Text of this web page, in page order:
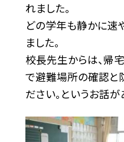
れました。
どの学年も静かに速
ました。
校長先生からは、帰
で避難場所の確認と
ださい。というお話が